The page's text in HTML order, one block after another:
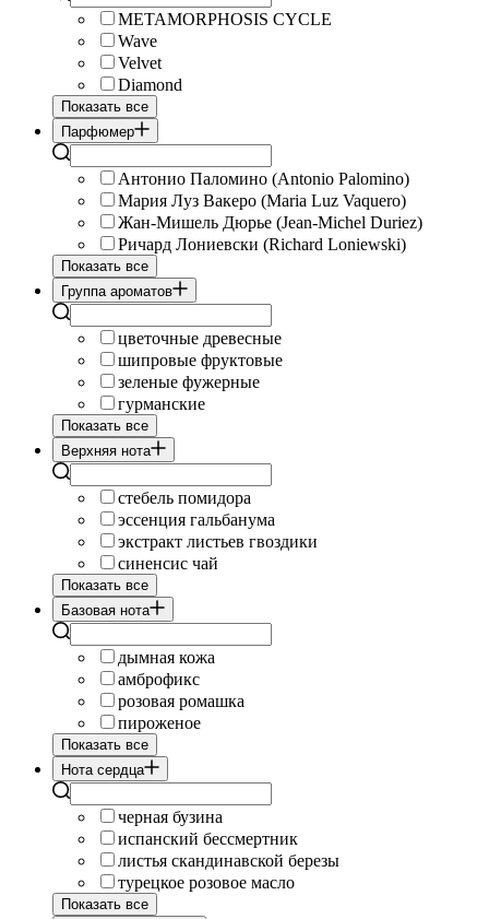
METAMORPHOSIS CYCLE
Wave
Velvet
Diamond
Показать все
Парфюмер
Антонио Паломино (Antonio Palomino)
Мария Луз Вакеро (Maria Luz Vaquero)
Жан-Мишель Дюрье (Jean-Michel Duriez)
Ричард Лониевски (Richard Loniewski)
Показать все
Группа ароматов
цветочные древесные
шипровые фруктовые
зеленые фужерные
гурманские
Показать все
Верхняя нота
стебель помидора
эссенция гальбанума
экстракт листьев гвоздики
синенсис чай
Показать все
Базовая нота
дымная кожа
амброфикс
розовая ромашка
пироженое
Показать все
Нота сердца
черная бузина
испанский бессмертник
листья скандинавской березы
турецкое розовое масло
Показать все